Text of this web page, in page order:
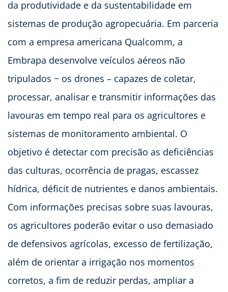
da produtividade e da sustentabilidade em
sistemas de produção agropecuária. Em parceria
com a empresa americana Qualcomm, a
Embrapa desenvolve veículos aéreos não
tripulados − os drones – capazes de coletar,
processar, analisar e transmitir informações das
lavouras em tempo real para os agricultores e
sistemas de monitoramento ambiental. O
objetivo é detectar com precisão as deficiências
das culturas, ocorrência de pragas, escassez
hídrica, déficit de nutrientes e danos ambientais.
Com informações precisas sobre suas lavouras,
os agricultores poderão evitar o uso demasiado
de defensivos agrícolas, excesso de fertilização,
além de orientar a irrigação nos momentos
corretos, a fim de reduzir perdas, ampliar a